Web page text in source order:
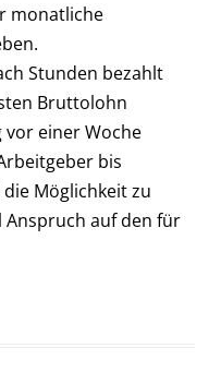
monatliche
Stunden bezahlt
Bruttolohn
vor einer Woche
bis
Möglichkeit zu
Anspruch auf den für